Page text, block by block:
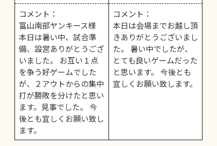
コメント：
富山南部ヤンキース様
本日は暑い中、試合準
備、設営ありがとうござ
いました。 お互い１点
を争う好ゲームでした
が、２アウトからの集中
打が勝敗を分けたと思い
ます。見事でした。 今
後とも宜しくお願い致し
ます。
コメント：
本日は会場までお越し頂
きありがとうございまし
た。 暑い中でしたが、
とても良いゲームだった
と思います。 今後とも
宜しくお願い致します。